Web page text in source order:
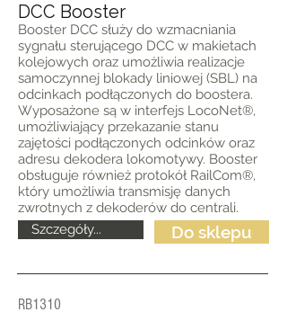
DCC Booster
Booster DCC służy do wzmacniania
sygnału sterującego DCC w makietach
kolejowych oraz umożliwia realizacje
samoczynnej blokady liniowej (SBL) na
odcinkach podłączonych do boostera.
Wyposażone są w interfejs LocoNet®,
umożliwiający przekazanie stanu
zajętości podłączonych odcinków oraz
adresu dekodera lokomotywy. Booster
obsługuje również protokół RailCom®,
który umożliwia transmisję danych
zwrotnych z dekoderów do centrali.
Szczegóły...
Do sklepu
RB1310